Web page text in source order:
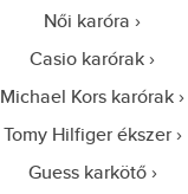
Női karóra
Casio karórak
Michael Kors karórak
Tomy Hilfiger ékszer
Guess karkötő